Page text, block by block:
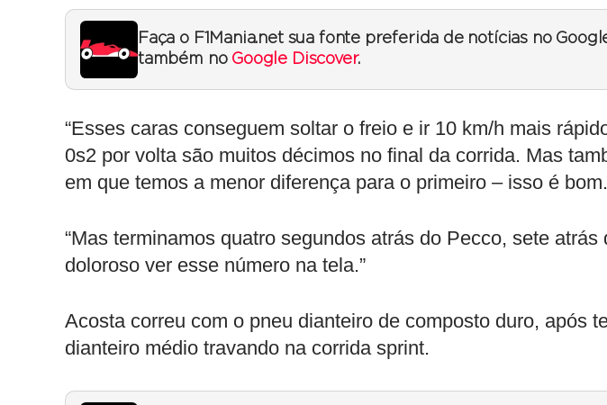
Faça o F1Mania.net sua fonte preferida de notícias no
também no Google Discover.
“Esses caras conseguem soltar o freio e ir 10 km/h mais
0s2 por volta são muitos décimos no final da corrida. Mas
em que temos a menor diferença para o primeiro – isso é
“Mas terminamos quatro segundos atrás do Pecco, sete atrás
doloroso ver esse número na tela.”
Acosta correu com o pneu dianteiro de composto duro, após
dianteiro médio travando na corrida sprint.